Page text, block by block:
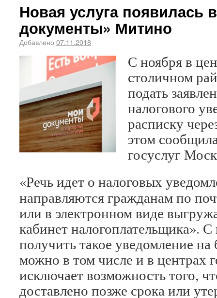
Новая услуга появилась
документы» Митино
Добавлено 07.11.2018
С ноября в
столичном
подать
налогового
расписку
этом
госуслуг
«Речь идет о налоговых
направляются гражданам по
или в электронном виде
кабинет налогоплательщика». С
получить такое уведомление
можно в том числе и в центрах
исключает возможность того,
доставлено позже срока или